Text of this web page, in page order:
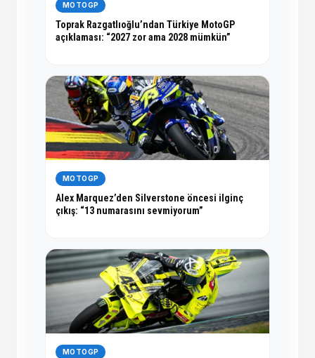
MOTOGP
Toprak Razgatlıoğlu’ndan Türkiye MotoGP
açıklaması: “2027 zor ama 2028 mümkün”
MOTOGP
Alex Marquez’den Silverstone öncesi ilginç
çıkış: “13 numarasını sevmiyorum”
MOTOGP